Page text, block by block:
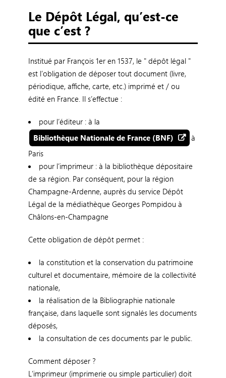
Le Dépôt Légal, qu’est-ce
que c’est ?
Institué par François 1er en 1537, le " dépôt légal "
est l’obligation de déposer tout document (livre,
périodique, affiche, carte, etc.) imprimé et / ou
édité en France. Il s’effectue :
pour l’éditeur : à la
Bibliothèque Nationale de France (BNF)
à
Paris
pour l’imprimeur : à la bibliothèque dépositaire
de sa région. Par conséquent, pour la région
Champagne-Ardenne, auprès du service Dépôt
Légal de la médiathèque Georges Pompidou à
Châlons-en-Champagne
Cette obligation de dépôt permet :
la constitution et la conservation du patrimoine
culturel et documentaire, mémoire de la collectivité
nationale,
la réalisation de la Bibliographie nationale
française, dans laquelle sont signalés les documents
déposés,
la consultation de ces documents par le public.
Comment déposer ?
L’imprimeur (imprimerie ou simple particulier) doit